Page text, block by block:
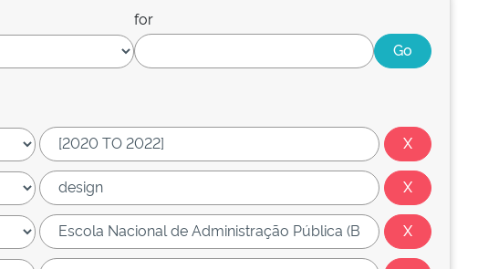
for